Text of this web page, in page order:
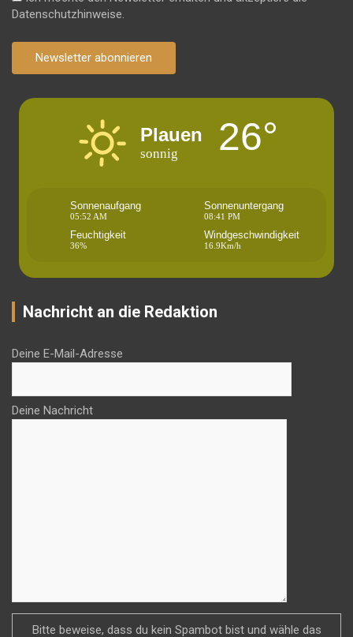
Datenschutzhinweise.
Newsletter abonnieren
Plauen
sonnig 26°
Sonnenaufgang
05:52 AM
Sonnenuntergang
08:41 PM
Feuchtigkeit
36%
Windgeschwindigkeit
16.9Km/h
Nachricht an die Redaktion
Deine E-Mail-Adresse
Deine Nachricht
Bitte beweise, dass du kein Spambot bist und wähle das